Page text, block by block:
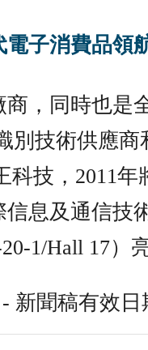
子消費品領
，同時也是
別技術供應
科技，2011
息及通信技
1/Hall 17）
- 新聞稿有效日